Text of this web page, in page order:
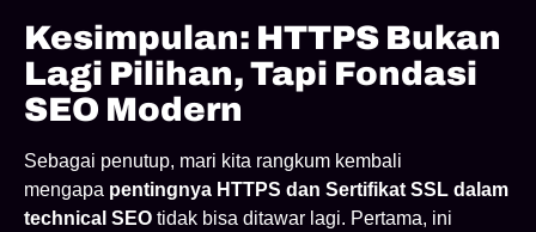
Kesimpulan: HTTPS Bukan
Lagi Pilihan, Tapi Fondasi
SEO Modern
Sebagai penutup, mari kita rangkum kembali
mengapa pentingnya HTTPS dan Sertifikat SSL dalam
technical SEO tidak bisa ditawar lagi. Pertama, ini